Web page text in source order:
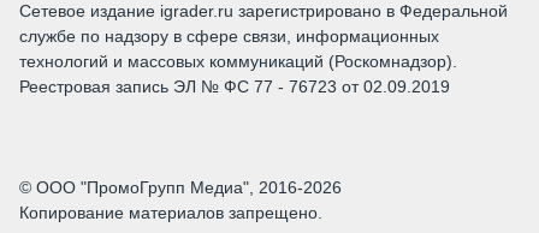
Сетевое издание igrader.ru зарегистрировано в Федеральной
службе по надзору в сфере связи, информационных
технологий и массовых коммуникаций (Роскомнадзор).
Реестровая запись ЭЛ № ФС 77 - 76723 от 02.09.2019
© ООО "ПромоГрупп Медиа", 2016-2026
Копирование материалов запрещено.